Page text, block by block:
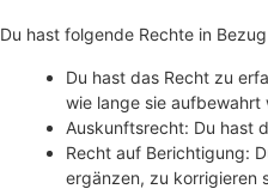
Du hast folgende Rechte in
Du hast das Recht zu
wie lange sie aufbewahrt
Auskunftsrecht: Du hast
Recht auf Berichtigung:
ergänzen, zu korrigieren